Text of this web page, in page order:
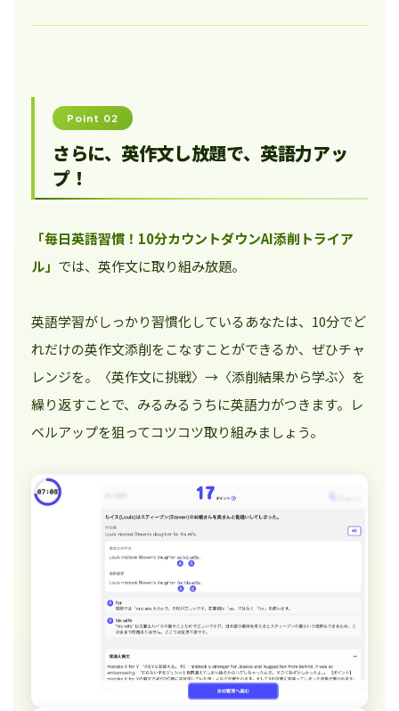
Point 02
さらに、英作文し放題で、英語力アッ
プ！
「毎日英語習慣！10分カウントダウンAI添削トライア
ル」 では、英作文に取り組み放題。
英語学習がしっかり習慣化しているあなたは、10分でど
れだけの英作文添削をこなすことができるか、ぜひチャ
レンジを。〈英作文に挑戦〉→〈添削結果から学ぶ〉を
繰り返すことで、みるみるうちに英語力がつきます。レ
ベルアップを狙ってコツコツ取り組みましょう。